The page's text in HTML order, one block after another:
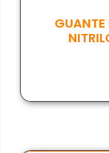
GUANTE